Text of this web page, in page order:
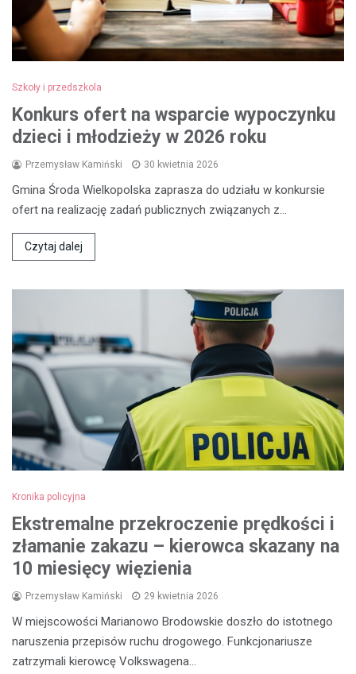
Szkoły i przedszkola
Konkurs ofert na wsparcie wypoczynku
dzieci i młodzieży w 2026 roku
Przemysław Kamiński 30 kwietnia 2026
Gmina Środa Wielkopolska zaprasza do udziału w konkursie
ofert na realizację zadań publicznych związanych z…
Czytaj dalej
Kronika policyjna
Ekstremalne przekroczenie prędkości i
złamanie zakazu – kierowca skazany na
10 miesięcy więzienia
Przemysław Kamiński 29 kwietnia 2026
W miejscowości Marianowo Brodowskie doszło do istotnego
naruszenia przepisów ruchu drogowego. Funkcjonariusze
zatrzymali kierowcę Volkswagena…